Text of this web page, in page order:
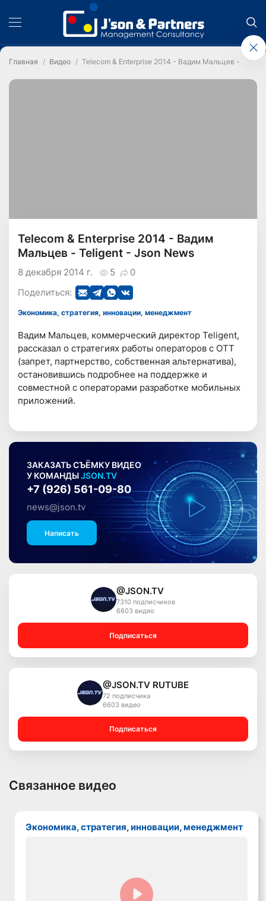
Главная Видео Telecom & Enterprise 2014 - Вадим Мальцев -
Telecom & Enterprise 2014 - Вадим
Мальцев - Teligent - Json News
5 0
8 декабря 2014 г.
Поделиться:
Экономика, стратегия, инновации, менеджмент
Вадим Мальцев, коммерческий директор Teligent,
рассказал о стратегиях работы операторов с ОТТ
(запрет, партнерство, собственная альтернатива),
остановившись подробнее на поддержке и
совместной с операторами разработке мобильных
приложений.
ЗАКАЗАТЬ СЪЁМКУ ВИДЕО
У КОМАНДЫJSON.TV
+7 (926) 561-09-80
news@json.tv
Написать
@JSON.TV
7310 подписчиков
6603 видео
Подписаться
@JSON.TV RUTUBE
72 подписчика
6603 видео
Подписаться
Связанное видео
Экономика, стратегия, инновации, менеджмент